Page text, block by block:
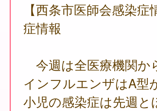
【西条市医師会感染
症情報
今週は全医療機関か
インフルエンザはA型
小児の感染症は先週と